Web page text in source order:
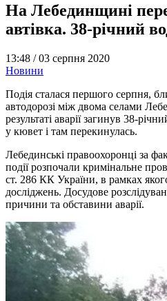
На Лебединщині
автівка. 38-річний
13:48 /03 серпня 2020
Новини
Подія сталася першого серпня,
автодорозі між двома селами
результаті аварії загинув 38-
у кювет і там перекинулась.
Лебединські правоохоронці за
події розпочали кримінальне
ст. 286 КК України, в рамках
досліджень. Досудове
причини та обставини аварії.